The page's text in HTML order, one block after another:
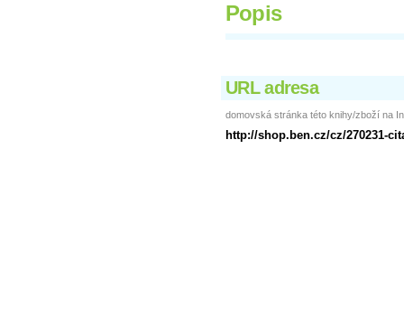
Popis
URL adresa
domovská stránka této knihy/zboží na
http://shop.ben.cz/cz/270231-